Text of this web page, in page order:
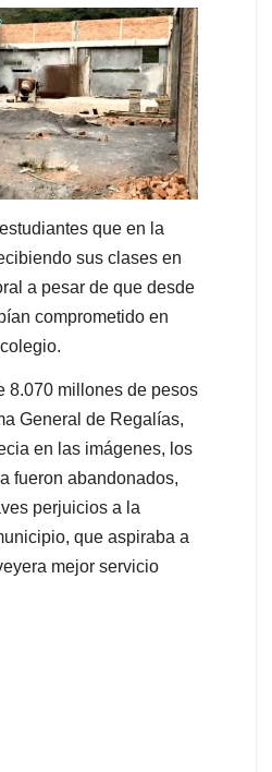
que en la
sus clases en
a pesar de que desde
comprometido en
8.070 millones de pesos
General de Regalías,
en las imágenes, los
fueron abandonados,
perjuicios a la
que aspiraba a
mejor servicio